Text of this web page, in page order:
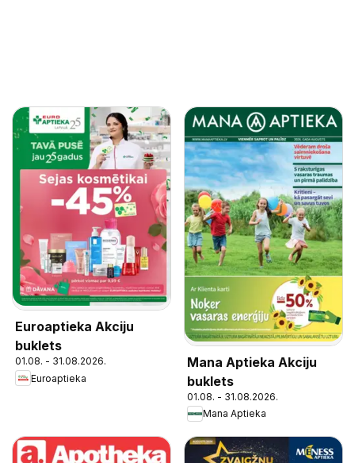
Euroaptieka Akciju
buklets
01.08. - 31.08.2026.
Euroaptieka
Mana Aptieka Akciju
buklets
01.08. - 31.08.2026.
Mana Aptieka